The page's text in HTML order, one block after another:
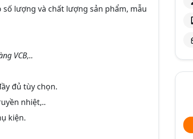
lượng và chất lượng sản phẩm, mẫu
VCB,..
đủ tùy chọn.
nhiệt,..
kiện.